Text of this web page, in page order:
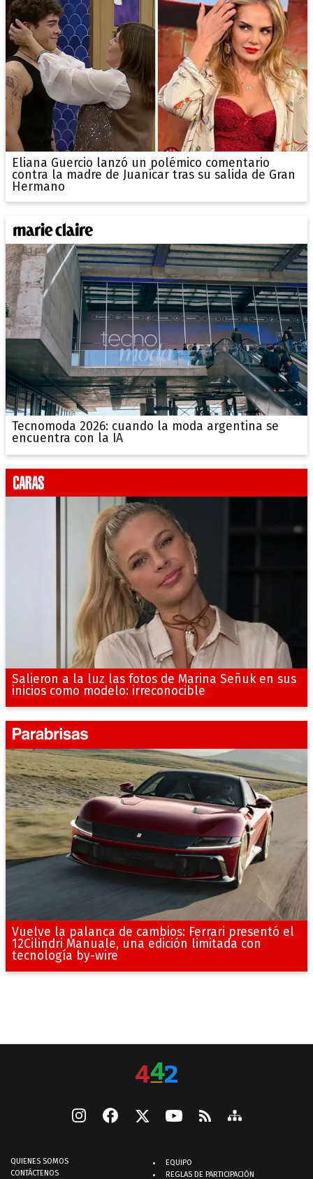
Eliana Guercio lanzó un polémico comentario
contra la madre de Juanicar tras su salida de Gran
Hermano
Tecnomoda 2026: cuando la moda argentina se
encuentra con la IA
Salieron a la luz las fotos de Marina Señuk en sus
inicios como modelo: irreconocible
Vuelve la palanca de cambios: Ferrari presentó el
12Cilindri Manuale, una edición limitada con
tecnología by-wire
QUIENES SOMOS
CONTÁCTENOS
EQUIPO
REGLAS DE PARTICIPACIÓN